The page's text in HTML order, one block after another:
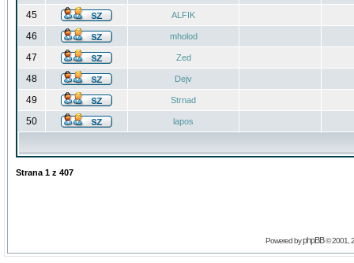
45 ALFIK
46 mholod
47 Zed
48 Dejv
49 Strnad
50 lapos
Strana 1 z 407
Powered byphpBB© 2001,